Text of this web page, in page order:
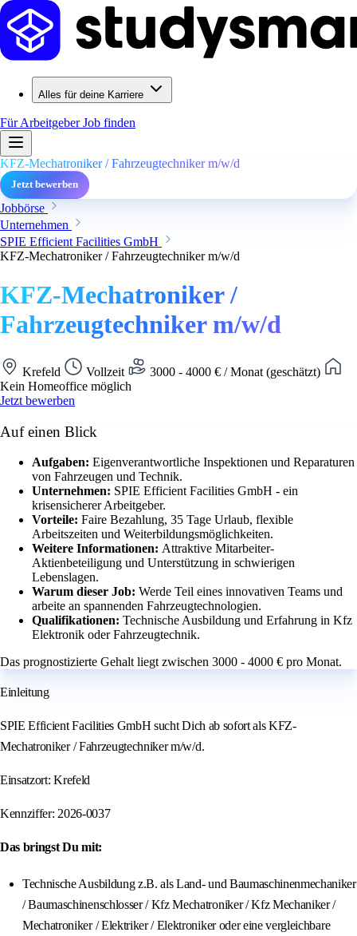
Alles für deine Karriere
Für ArbeitgeberJob finden
KFZ-Mechatroniker / Fahrzeugtechniker m/w/d
Jetzt bewerben
Jobbörse
Unternehmen
SPIE Efficient Facilities GmbH
KFZ-Mechatroniker / Fahrzeugtechniker m/w/d
KFZ-Mechatroniker /
Fahrzeugtechniker m/w/d
Krefeld Vollzeit
3000 - 4000 € / Monat (geschätzt)
Kein Homeoffice möglich
Jetzt bewerben
Auf einen Blick
Aufgaben: Eigenverantwortliche Inspektionen und Reparaturen
von Fahrzeugen und Technik.
Unternehmen: SPIE Efficient Facilities GmbH - ein
krisensicherer Arbeitgeber.
Vorteile: Faire Bezahlung, 35 Tage Urlaub, flexible
Arbeitszeiten und Weiterbildungsmöglichkeiten.
Weitere Informationen: Attraktive Mitarbeiter-
Aktienbeteiligung und Unterstützung in schwierigen
Lebenslagen.
Warum dieser Job: Werde Teil eines innovativen Teams und
arbeite an spannenden Fahrzeugtechnologien.
Qualifikationen: Technische Ausbildung und Erfahrung in Kfz
Elektronik oder Fahrzeugtechnik.
Das prognostizierte Gehalt liegt zwischen 3000 - 4000 € pro Monat.
Einleitung
SPIE Efficient Facilities GmbH sucht Dich ab sofort als KFZ-
Mechatroniker / Fahrzeugtechniker m/w/d.
Einsatzort: Krefeld
Kennziffer: 2026-0037
Das bringst Du mit:
Technische Ausbildung z.B. als Land- und Baumaschinenmechaniker
/ Baumaschinenschlosser / Kfz Mechatroniker / Kfz Mechaniker /
Mechatroniker / Elektriker / Elektroniker oder eine vergleichbare